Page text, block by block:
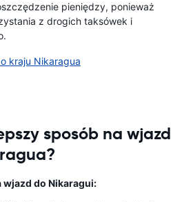
pieniędzy, ponieważ
z drogich taksówek i
kraju Nikaragua
sposób na wjazd
wjazd do Nikaragui: